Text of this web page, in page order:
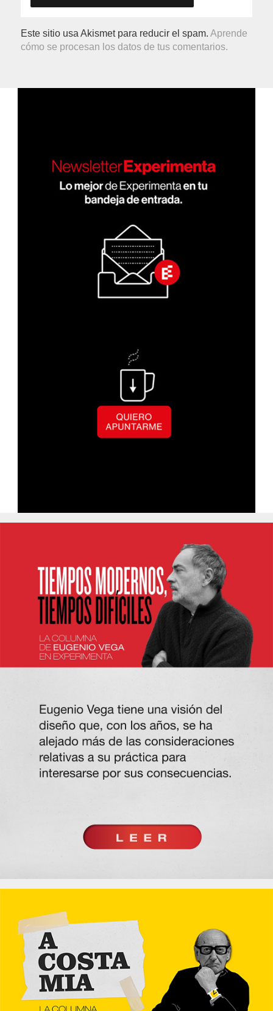
Este sitio usa Akismet para reducir el spam.Aprende
cómo se procesan los datos de tus comentarios.